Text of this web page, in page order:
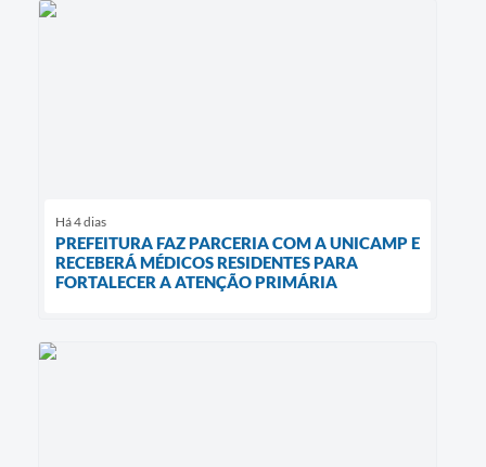
Há 4 dias
PREFEITURA FAZ PARCERIA COM A UNICAMP E
RECEBERÁ MÉDICOS RESIDENTES PARA
FORTALECER A ATENÇÃO PRIMÁRIA